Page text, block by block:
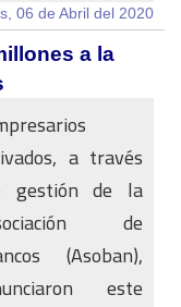
06 de Abril del 2020
a la
a través
gestión de la
de
(Asoban),
este